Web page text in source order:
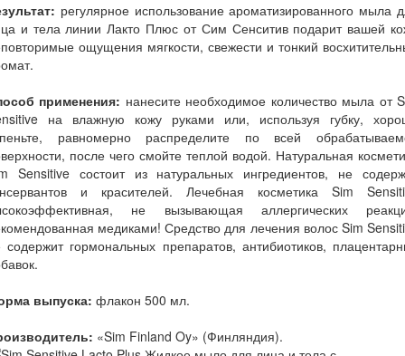
регулярное использование ароматизированного мыла
и тела линии Лакто Плюс от Сим Сенситив подарит вашей
ощущения мягкости, свежести и тонкий
применения: нанесите необходимое количество мыла от
на влажную кожу руками или, используя губку,
равномерно распределите по всей
после чего смойте теплой водой. Натуральная
Sensitive состоит из натуральных ингредиентов, не
и красителей. Лечебная косметика Sim
не вызывающая аллергических
медиками! Средство для лечения волос Sim
содержит гормональных препаратов, антибиотиков,
выпуска: флакон 500 мл.
«Sim Finland Oy» (Финляндия).